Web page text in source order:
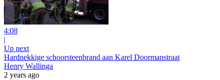
4:08
|
Up next
Hardnekkige schoorsteenbrand aan Karel Doormanstraat
Henry Wallinga
2 years ago